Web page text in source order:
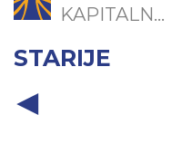
KAPITALN...
STARIJE